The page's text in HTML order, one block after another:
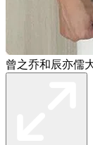
曾之乔和辰亦儒